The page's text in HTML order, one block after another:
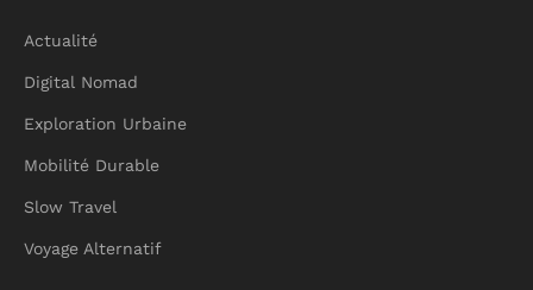
Actualité
Digital Nomad
Exploration Urbaine
Mobilité Durable
Slow Travel
Voyage Alternatif